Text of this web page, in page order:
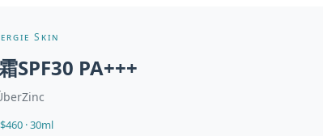
Skin
SPF30 PA+++
· 30ml